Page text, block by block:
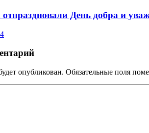
отпраздновали День добра и
опубликован. Обязательные поля